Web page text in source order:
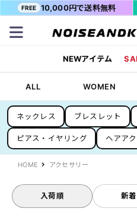
FREE 10,000円で送料無料
NEWアイテム
ALL WOMEN
ネックレス ブレスレット
ピアス・イヤリング ヘアア
HOME アクセサリー
入荷順 新